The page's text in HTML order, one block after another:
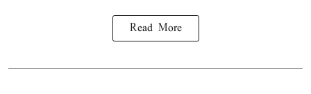
Read More